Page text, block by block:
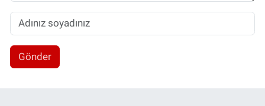
Gönder